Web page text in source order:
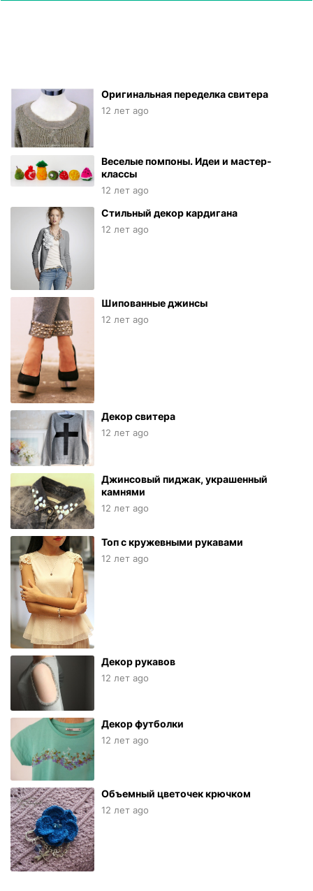
Оригинальная переделка свитера
12 лет ago
Веселые помпоны. Идеи и мастер-
классы
12 лет ago
Стильный декор кардигана
12 лет ago
Шипованные джинсы
12 лет ago
Декор свитера
12 лет ago
Джинсовый пиджак, украшенный
камнями
12 лет ago
Топ с кружевными рукавами
12 лет ago
Декор рукавов
12 лет ago
Декор футболки
12 лет ago
Объемный цветочек крючком
12 лет ago